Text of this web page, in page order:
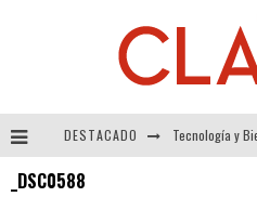
DESTACADO
_DSC0588